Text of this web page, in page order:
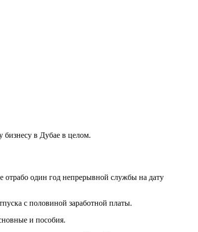
бизнесу в Дубае в целом.
отрабо один год непрерывной службы на дату
с половиной заработной платы.
и пособия.